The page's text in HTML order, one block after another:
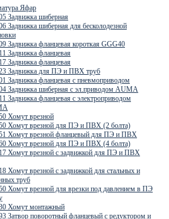
Яфар
Задвижка шиберная
Задвижка шиберная для бесколодезной
Задвижка фланцевая короткая GGG40
Задвижка фланцевая
Задвижка фланцевая
Задвижка для ПЭ и ПВХ труб
Задвижка фланцевая с пневмоприводом
Задвижка шиберная с эл.приводом AUMA
Задвижка фланцевая с электроприводом
Хомут врезной
Хомут врезной для ПЭ и ПВХ (2 болта)
Хомут врезной фланцевый для ПЭ и ПВХ
Хомут врезной для ПЭ и ПВХ (4 болта)
Хомут врезной с задвижкой для ПЭ и ПВХ
Хомут врезной с задвижкой для стальных и
труб
Хомут врезной для врезки под давлением в ПЭ
Хомут монтажный
Затвор поворотный фланцевый с редуктором и